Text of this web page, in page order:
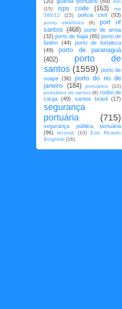
imo
(15)
isps code (163)
mp
595/12
(15) polícia civil (93)
ponto eletrônico (6)
port of
santos (468) porte de arma
(32) porto de Itajaí (65) porto de
belém (44)
porto de fortaleza
(49)
porto de paranaguá
(402)
porto de
santos (1559) porto de
suape (36)
porto do rio de
janeiro (184) portuários
(10)
portuários de santos (8) roubo de
carga
(49) santos brasil (17)
segurança
portuária
(715)
segurança pública portuária
(96)
tecondi (10)
Ézio Ricardo
Borghetti (16)